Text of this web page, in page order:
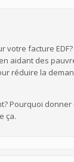
votre facture
aidant des
réduire la
Pourquoi donner
ça.